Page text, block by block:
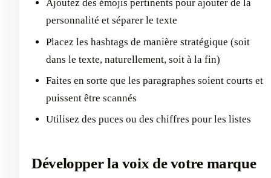
Ajoutez des émojis pertinents pour ajouter de la
personnalité et séparer le texte
Placez les hashtags de manière stratégique (soit
dans le texte, naturellement, soit à la fin)
Faites en sorte que les paragraphes soient courts et
puissent être scannés
Utilisez des puces ou des chiffres pour les listes
Développer la voix de votre marque